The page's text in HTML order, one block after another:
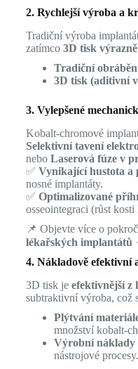
2. Rychlejší výroba a
Tradiční výroba
zatímco 3D tisk
Tradiční
3D tisk (aditivní
3. Vylepšené
Kobalt-chromové
Selektivní tavení
nebo Laserová fúze v
✅ Vynikající hustota a
nosné implantáty.
✅ Optimalizované
osseointegraci (růst
📌 Objevte více o
lékařských implantátů
4. Nákladově efektivní
3D tisk je efektivnější z
subtraktivní výroba, což
Plýtvání
množství kobalt-
Výrobní náklady
nástrojové procesy.